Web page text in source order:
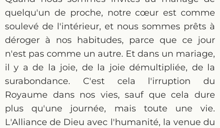
quelqu'un de proche, notre cœur est comme
soulevé de l'intérieur, et nous sommes prêts à
déroger à nos habitudes, parce que ce jour
n'est pas comme un autre. Et dans un mariage,
il y a de la joie, de la joie démultipliée, de la
surabondance. C'est cela l'irruption du
Royaume dans nos vies, sauf que cela dure
plus qu'une journée, mais toute une vie.
L'Alliance de Dieu avec l'humanité, la venue du